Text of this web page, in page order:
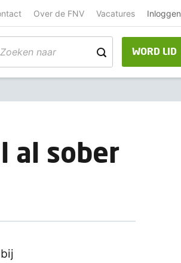
Over de FNV Vacatures Inloggen
WORD LID
al sober